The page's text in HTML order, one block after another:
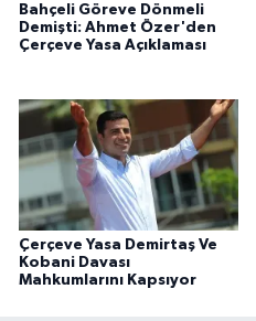
Bahçeli Göreve Dönmeli
Demişti: Ahmet Özer'den
Çerçeve Yasa Açıklaması
Çerçeve Yasa Demirtaş Ve
Kobani Davası
Mahkumlarını Kapsıyor